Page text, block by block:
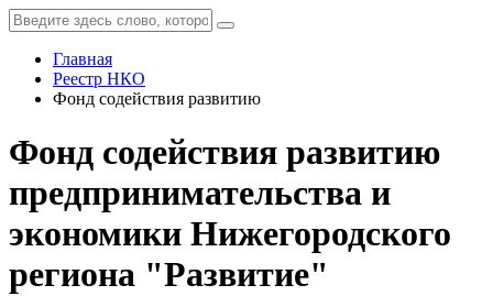
Главная
Реестр НКО
Фонд содействия развитию
Фонд содействия развитию
предпринимательства и
экономики Нижегородского
региона "Развитие"